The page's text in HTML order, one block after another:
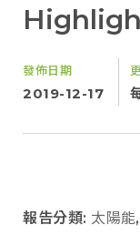
發佈日期
2019-12-17
報告分類: 太陽能,